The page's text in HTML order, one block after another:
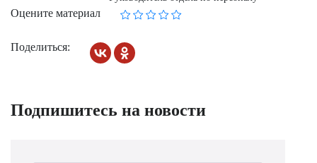
Оцените материал
Поделиться:
Подпишитесь на новости